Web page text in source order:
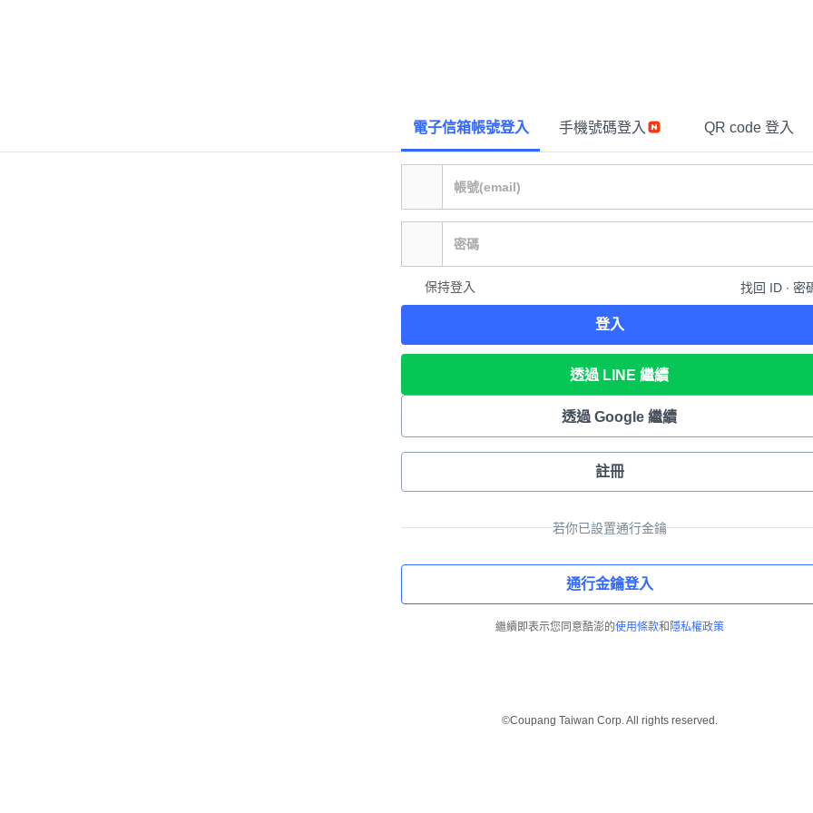
電子信箱帳號登入 手機號碼登入 QR code 登入
保持登入 找回 ID ∙ 密
登入
透過 LINE 繼續
透過 Google 繼續
註冊
若你已設置通行金鑰
通行金鑰登入
繼續即表示您同意酷澎的使用條款和 隱私權政策
©Coupang Taiwan Corp. All rights reserved.